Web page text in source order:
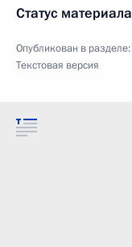
Статус материала
Опубликован в разделе:
Текстовая версия